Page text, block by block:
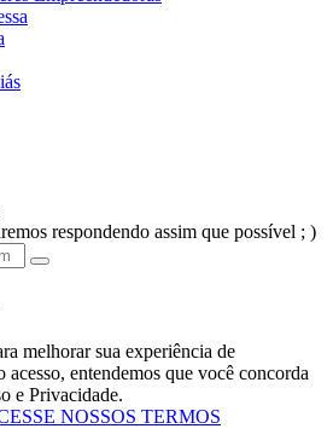
respondendo assim que possível ; )
melhorar sua experiência de
entendemos que você concorda
e Privacidade.
NOSSOS TERMOS